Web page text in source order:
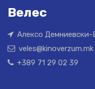
Велес
Алексо Демниевски-
veles@kinoverzum.mk
+389 71 29 02 39